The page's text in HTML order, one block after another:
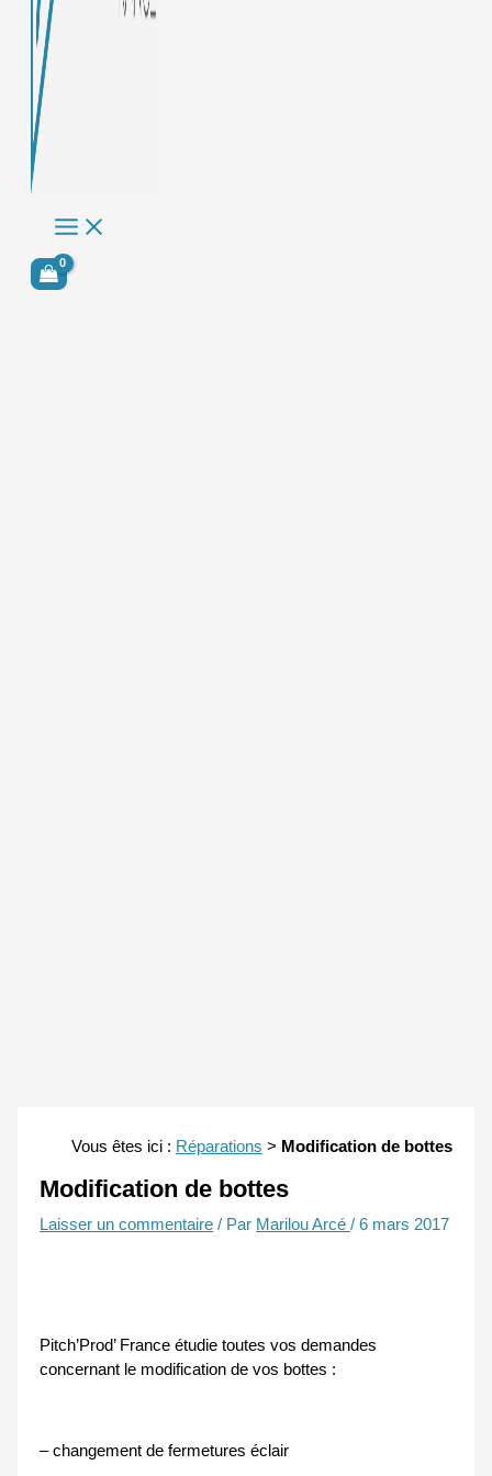
Vous êtes ici : Réparations > Modification de bottes
Modification de bottes
Laisser un commentaire / Par Marilou Arcé/6 mars 2017
Pitch’Prod’ France étudie toutes vos demandes
concernant le modification de vos bottes :
– changement de fermetures éclair